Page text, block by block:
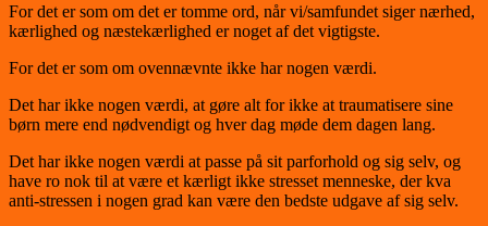
For det er som om det er tomme ord, når vi/samfundet siger nærhed,
kærlighed og næstekærlighed er noget af det vigtigste.
For det er som om ovennævnte ikke har nogen værdi.
Det har ikke nogen værdi, at gøre alt for ikke at traumatisere sine
børn mere end nødvendigt og hver dag møde dem dagen lang.
Det har ikke nogen værdi at passe på sit parforhold og sig selv, og
have ro nok til at være et kærligt ikke stresset menneske, der kva
anti-stressen i nogen grad kan være den bedste udgave af sig selv.